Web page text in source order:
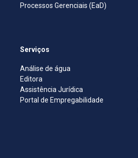
Processos Gerenciais (EaD)
Serviços
Análise de água
Editora
Assistência Jurídica
Portal de Empregabilidade